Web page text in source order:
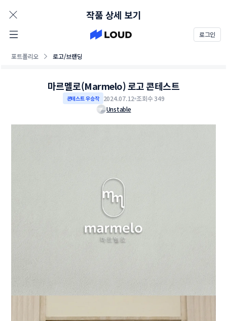
로그인
포트폴리오 로고/브랜딩
작품 상세 보기
마르멜로(Marmelo) 로고 콘테스트
콘테스트 우승작 2024.07.12 조회수 349
Unstable